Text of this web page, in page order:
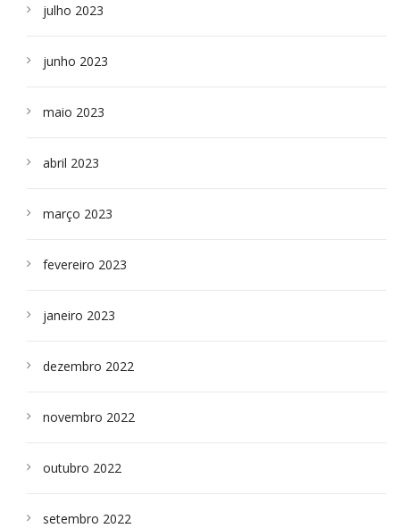
julho 2023
junho 2023
maio 2023
abril 2023
março 2023
fevereiro 2023
janeiro 2023
dezembro 2022
novembro 2022
outubro 2022
setembro 2022